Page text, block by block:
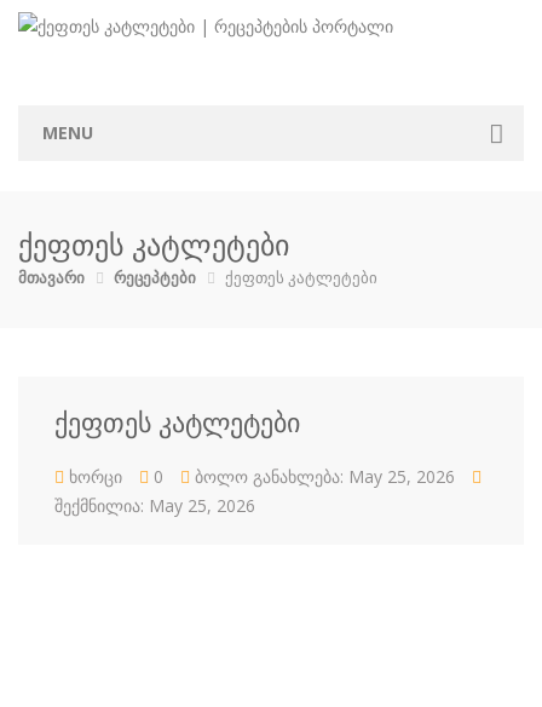
MENU
კატეგორიები
ბავშვებისთ… ბოსტნეული …
კოქტეილები მაკარონი
ნამცხვრები ნაყინი პიცა პური
ქეფთეს კატლეტები
მთავარი რეცეპტები ქეფთეს კატლეტები
ქეფთეს კატლეტები
ხორცი 0
ბოლო განახლება: May 25, 2026
შექმნილია: May 25, 2026